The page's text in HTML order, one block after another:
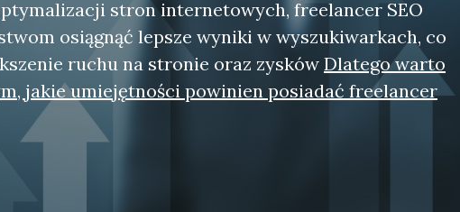
stron internetowych, freelancer SEO
osiągnąć lepsze wyniki w wyszukiwarkach, co
ruchu na stronie oraz zysków Dlatego warto
jakie umiejętności powinien posiadać freelancer